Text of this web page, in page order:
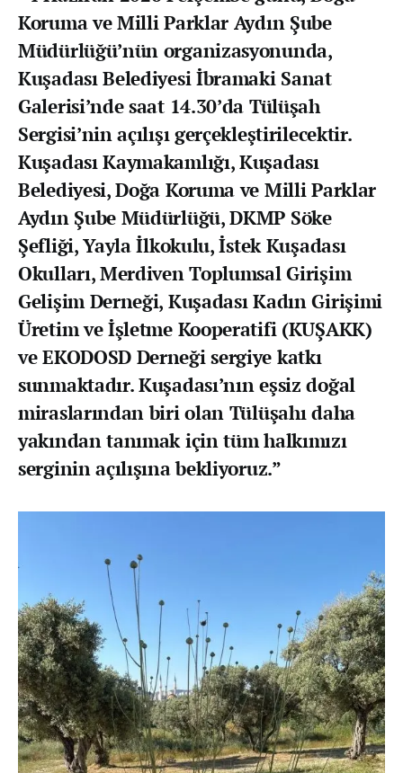
Koruma ve Milli Parklar Aydın Şube
Müdürlüğü’nün organizasyonunda,
Kuşadası Belediyesi İbramaki Sanat
Galerisi’nde saat 14.30’da Tülüşah
Sergisi’nin açılışı gerçekleştirilecektir.
Kuşadası Kaymakamlığı, Kuşadası
Belediyesi, Doğa Koruma ve Milli Parklar
Aydın Şube Müdürlüğü, DKMP Söke
Şefliği, Yayla İlkokulu, İstek Kuşadası
Okulları, Merdiven Toplumsal Girişim
Gelişim Derneği, Kuşadası Kadın Girişimi
Üretim ve İşletme Kooperatifi (KUŞAKK)
ve EKODOSD Derneği sergiye katkı
sunmaktadır. Kuşadası’nın eşsiz doğal
miraslarından biri olan Tülüşahı daha
yakından tanımak için tüm halkımızı
serginin açılışına bekliyoruz.”